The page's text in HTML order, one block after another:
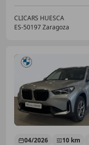
CLICARS HUESCA
ES-50197 Zaragoza
04/2026 10 km